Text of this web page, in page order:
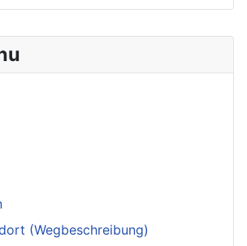
(Wegbeschreibung)